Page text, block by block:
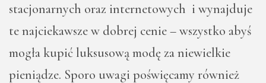
stacjonarnych oraz internetowych i wynajduje
te najciekawsze w dobrej cenie – wszystko abyś
mogła kupić luksusową modę za niewielkie
pieniądze. Sporo uwagi poświęcamy również